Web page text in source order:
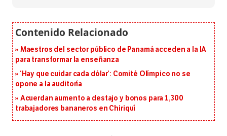
Maestros del sector público de Panamá acceden a la IA
para transformar la enseñanza
‘Hay que cuidar cada dólar’: Comité Olímpico no se
opone a la auditoría
Acuerdan aumento a destajo y bonos para 1,300
trabajadores bananeros en Chiriquí